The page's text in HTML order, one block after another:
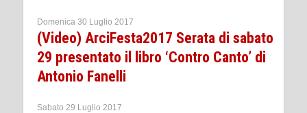
Domenica 30 Luglio 2017
(Video) ArciFesta2017 Serata di sabato
29 presentato il libro ‘Contro Canto’ di
Antonio Fanelli
Sabato 29 Luglio 2017